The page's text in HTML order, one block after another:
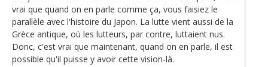
vrai que quand on en parle comme ça, vous faisiez le
parallèle avec l'histoire du Japon. La lutte vient aussi de la
Grèce antique, où les lutteurs, par contre, luttaient nus.
Donc, c'est vrai que maintenant, quand on en parle, il est
possible qu'il puisse y avoir cette vision-là.